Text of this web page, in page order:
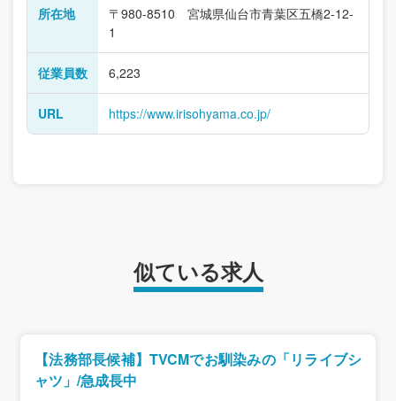
所在地
〒980-8510 宮城県仙台市青葉区五橋2-12-
1
従業員数 6,223
URL https://www.irisohyama.co.jp/
似ている求人
【法務部長候補】TVCMでお馴染みの「リライブシ
ャツ」/急成長中